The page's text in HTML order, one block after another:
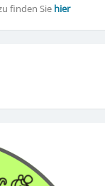
finden Sie hier